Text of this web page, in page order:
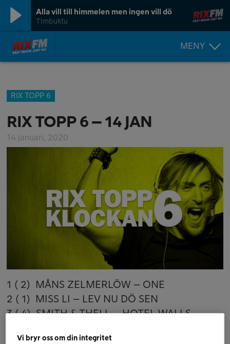
Alla vill till himmelen men ingen vill dö
Timbuktu
MENY
RIX TOPP 6
RIX TOPP 6 – 14 JAN
14 januari, 2020
1 ( 2) MÅNS ZELMERLÖW – ONE
2 ( 1) MISS LI – LEV NU DÖ SEN
3 ( 4) SMITH & THELL – HOTEL WALLS
Vi bryr oss om din integritet